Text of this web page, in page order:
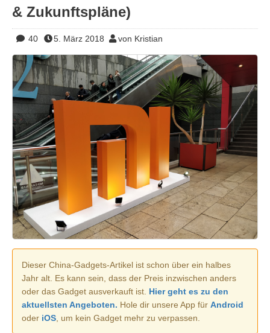
& Zukunftspläne)
40 5. März 2018 von Kristian
Dieser China-Gadgets-Artikel ist schon über ein halbes
Jahr alt. Es kann sein, dass der Preis inzwischen anders
oder das Gadget ausverkauft ist. Hier geht es zu den
aktuellsten Angeboten. Hole dir unsere App für Android
oder iOS , um kein Gadget mehr zu verpassen.